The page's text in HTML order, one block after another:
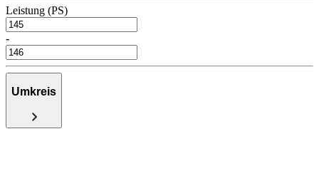
Leistung (PS)
-
Umkreis